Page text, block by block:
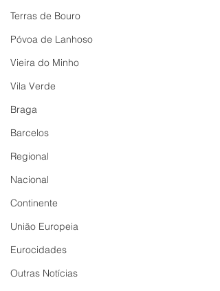
Terras de Bouro
Póvoa de Lanhoso
Vieira do Minho
Vila Verde
Braga
Barcelos
Regional
Nacional
Continente
União Europeia
Eurocidades
Outras Notícias